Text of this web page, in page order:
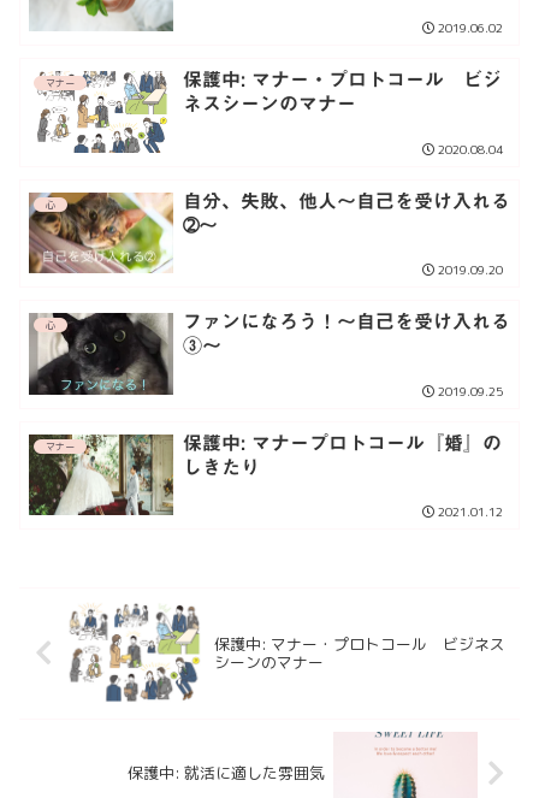
2019.06.02
マナー
保護中: マナー・プロトコール ビジ
ネスシーンのマナー
2020.08.04
心
自分、失敗、他人〜自己を受け入れる
➁〜
2019.09.20
心
ファンになろう！〜自己を受け入れる
③〜
2019.09.25
マナー
保護中: マナープロトコール『婚』の
しきたり
2021.01.12
保護中: マナー・プロトコール ビジネス
シーンのマナー
保護中: 就活に適した雰囲気